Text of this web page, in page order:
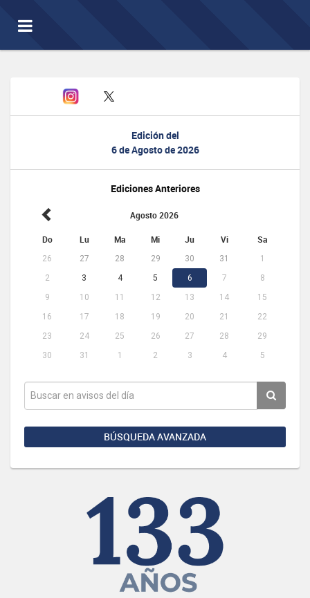
Toggle
navigation
Edición del
6 de Agosto de 2026
Ediciones Anteriores
Agosto 2026
Do Lu Ma Mi Ju Vi Sa
26 27 28 29 30 31
1
2
3 4 5 6 7
8
9
10 11 12 13 14
15
16
17 18 19 20 21
22
23
24 25 26 27 28
29
30
31 1 2 3 4 5
BÚSQUEDA AVANZADA